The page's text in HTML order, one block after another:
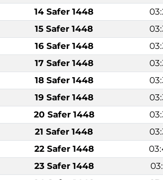
14 Safer 1448
15 Safer 1448
16 Safer 1448
17 Safer 1448
18 Safer 1448
19 Safer 1448
20 Safer 1448
21 Safer 1448
22 Safer 1448
23 Safer 1448